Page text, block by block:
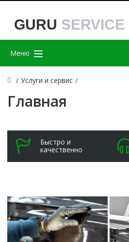
GURU SERVICE
Меню
/ Услуги и сервис /
Главная
Быстро и
качественно